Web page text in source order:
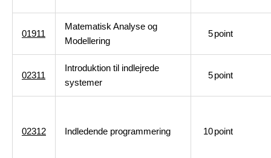
01911
Matematisk Analyse og
Modellering
5point
02311
Introduktion til indlejrede
systemer
5point
02312 Indledende programmering 10point